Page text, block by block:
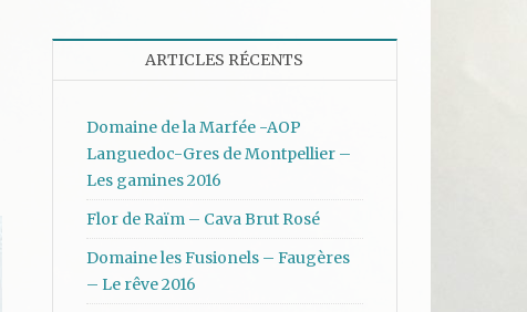
ARTICLES RÉCENTS
Domaine de la Marfée -AOP
Languedoc-Gres de Montpellier –
Les gamines 2016
Flor de Raïm – Cava Brut Rosé
Domaine les Fusionels – Faugères
– Le rêve 2016